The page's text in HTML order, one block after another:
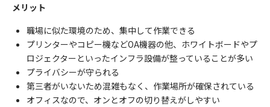
メリット
職場に似た環境のため、集中して作業できる
プリンターやコピー機などOA機器の他、ホワイトボードやプ
ロジェクターといったインフラ設備が整っていることが多い
プライバシーが守られる
第三者がいないため混雑もなく、作業場所が確保されている
オフィスなので、オンとオフの切り替えがしやすい